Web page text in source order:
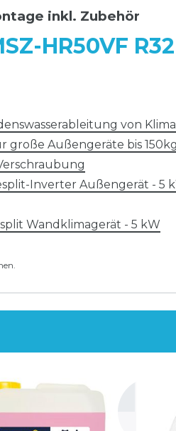
inkl. Zubehör
HR50VF
von
große Außengeräte bis 150kg
Inverter Außengerät - 5
Wandklimagerät - 5 kW